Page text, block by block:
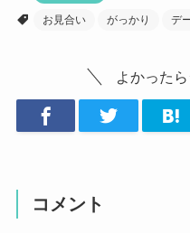
お見合い がっかり デ
よかった
コメント